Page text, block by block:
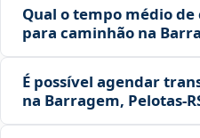
Qual o tempo médio
para caminhão na
É possível agendar
na Barragem,